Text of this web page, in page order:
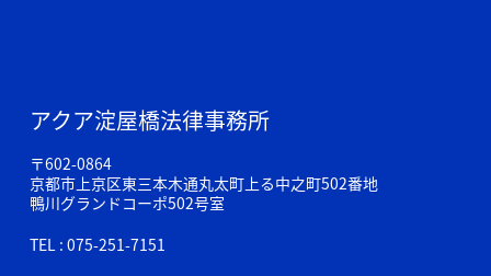
アクア淀屋橋法律事務所
〒602-0864
京都市上京区東三本木通丸太町上る中之町502番地
鴨川グランドコーポ502号室
TEL : 075-251-7151